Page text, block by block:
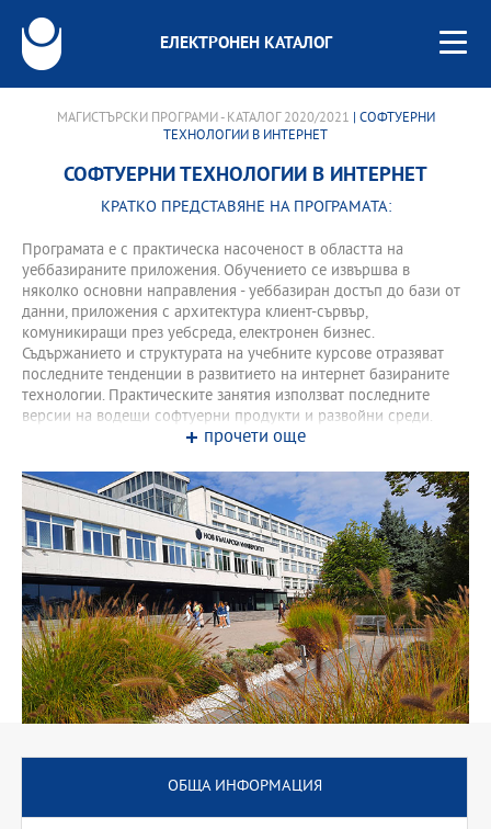
ЕЛЕКТРОНЕН КАТАЛОГ
МАГИСТЪРСКИ ПРОГРАМИ - КАТАЛОГ 2020/2021 | СОФТУЕРНИ
ТЕХНОЛОГИИ В ИНТЕРНЕТ
СОФТУЕРНИ ТЕХНОЛОГИИ В ИНТЕРНЕТ
КРАТКО ПРЕДСТАВЯНЕ НА ПРОГРАМАТА:
Програмата е с практическа насоченост в областта на
уеббазираните приложения. Обучението се извършва в
няколко основни направления - уеббазиран достъп до бази от
данни, приложения с архитектура клиент-сървър,
комуникиращи през уебсреда, електронен бизнес.
Съдържанието и структурата на учебните курсове отразяват
последните тенденции в развитието на интернет базираните
технологии. Практическите занятия използват последните
версии на водещи софтуерни продукти и развойни среди.
Програмата се ползва със специалната подкрепа на
международно сертифициране на студентите при
преференциални условия. Обучението в програмата преминава
през курсове по софтуерни архитектури (курс на Institute for
Software Research към университета Carnegie Mellon
University), компютърна сигурност в интернет, скриптови езици
в интернет, мултимедийни приложения в интернет,
програмиране с PL/SQL, програмиране на .Net и J2EE,
програмирането на Java, електронен бизнес, глобални мрежи.
Извънаудиторните учебни форми включват курсови работи,
проекти, стаж.
Програмата предлага подготвителен модул за кандидати от
други образователни области.
прочети още
ОБЩА ИНФОРМАЦИЯ